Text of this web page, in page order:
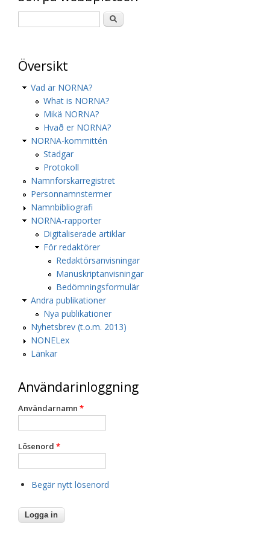
Översikt
Vad är NORNA?
What is NORNA?
Mikä NORNA?
Hvað er NORNA?
NORNA-kommittén
Stadgar
Protokoll
Namnforskarregistret
Personnamnstermer
Namnbibliografi
NORNA-rapporter
Digitaliserade artiklar
För redaktörer
Redaktörsanvisningar
Manuskriptanvisningar
Bedömningsformulär
Andra publikationer
Nya publikationer
Nyhetsbrev (t.o.m. 2013)
NONELex
Länkar
Användarinloggning
Användarnamn *
Lösenord *
Begär nytt lösenord